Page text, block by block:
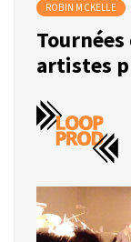
ROBIN MCKELLE
artistes